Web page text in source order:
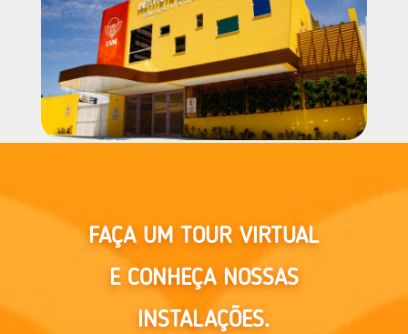
FAÇA UM TOUR VIRTUAL
E CONHEÇA NOSSAS
INSTALAÇÕES.